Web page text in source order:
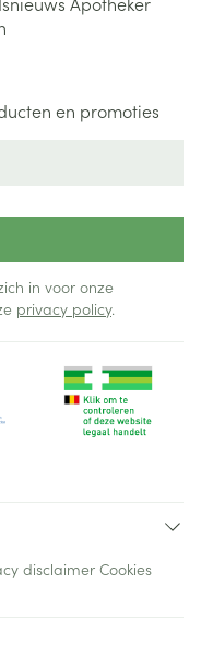
en promoties
in voor onze
privacy policy.
disclaimer Cookies